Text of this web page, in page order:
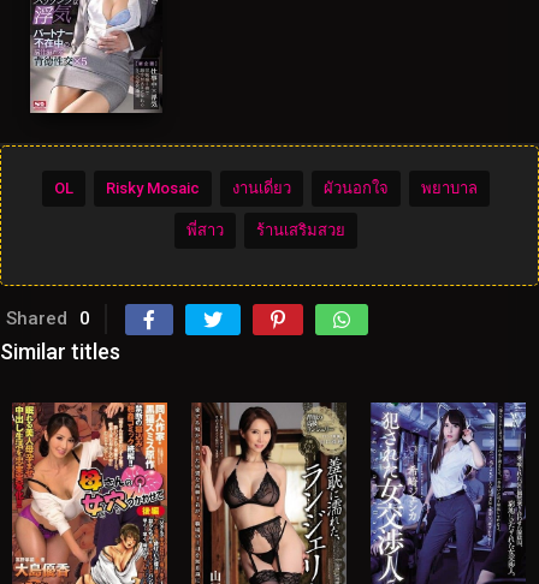
OL Risky Mosaic งานเดี่ยว ผัวนอกใจ พยาบาล
พี่สาว ร้านเสริมสวย
Shared 0
Similar titles